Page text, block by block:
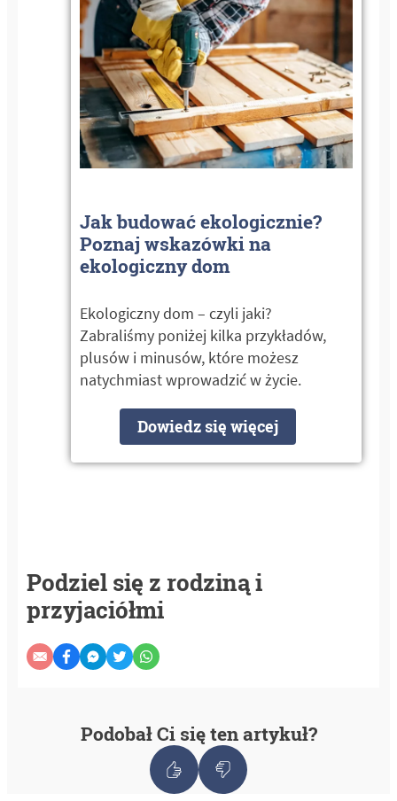
Jak budować ekologicznie?
Poznaj wskazówki na
ekologiczny dom
Ekologiczny dom – czyli jaki?
Zabraliśmy poniżej kilka przykładów,
plusów i minusów, które możesz
natychmiast wprowadzić w życie.
Dowiedz się więcej
Podziel się z rodziną i
przyjaciółmi
Podobał Ci się ten artykuł?